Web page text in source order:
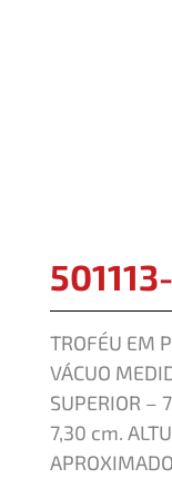
TROFÉU EM
VÁCUO
SUPERIOR –
7,30 cm.